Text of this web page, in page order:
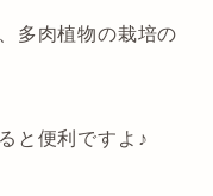
多肉植物の栽培の
と便利ですよ♪